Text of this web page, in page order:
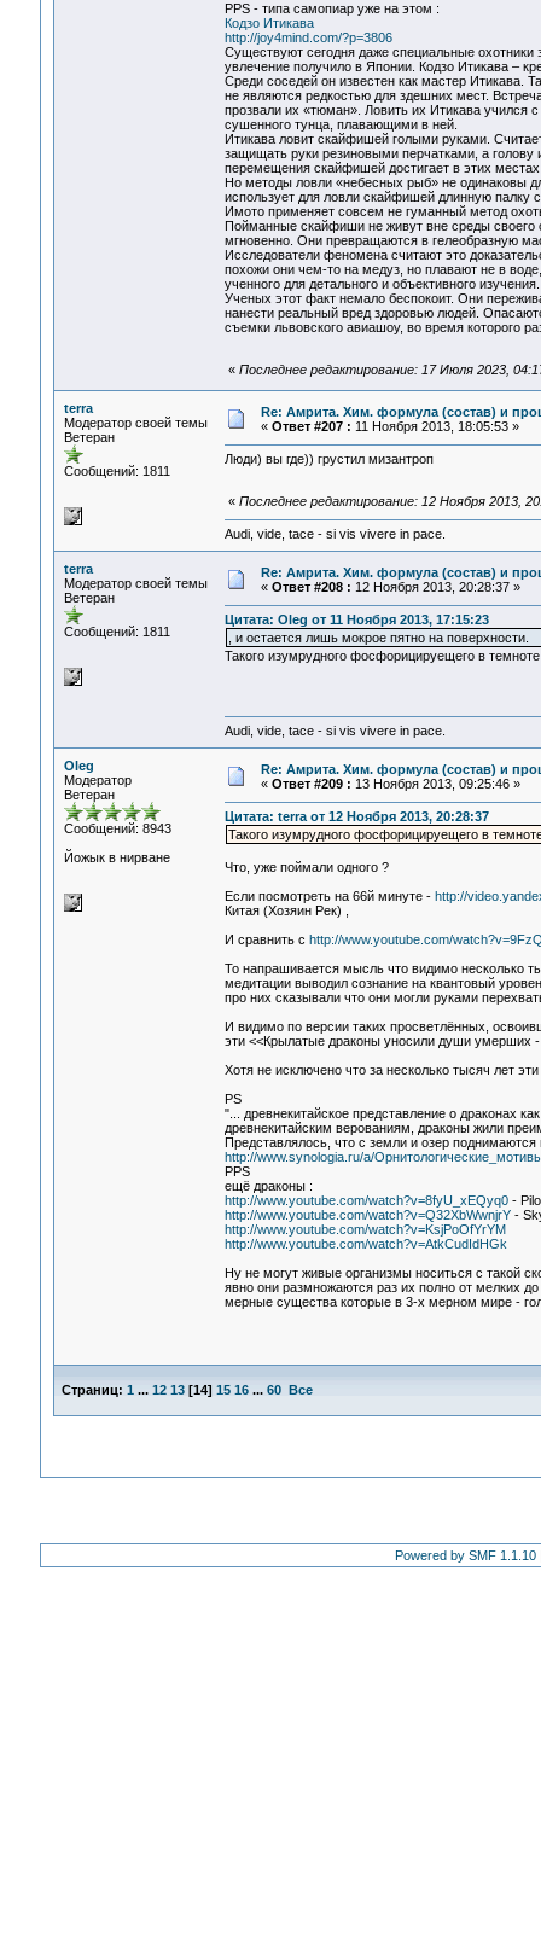
PPS - типа самопиар уже на этом :
Кодзо Итикава
http://joy4mind.com/?p=3806
Существуют сегодня даже специальные
увлечение получило в Японии. Кодзо Итикава –
Среди соседей он известен как мастер Итикава.
не являются редкостью для здешних мест.
прозвали их «тюман». Ловить их Итикава учился
сушенного тунца, плавающими в ней.
Итикава ловит скайфишей голыми руками.
защищать руки резиновыми перчатками, а голову
перемещения скайфишей достигает в этих
Но методы ловли «небесных рыб» не одинаковы
использует для ловли скайфишей длинную палку
Имото применяет совсем не гуманный метод
Пойманные скайфиши не живут вне среды своего
мгновенно. Они превращаются в гелеобразную
Исследователи феномена считают это
похожи они чем-то на медуз, но плавают не в
ученного для детального и объективного изучения.
Ученых этот факт немало беспокоит. Они
нанести реальный вред здоровью людей.
съемки львовского авиашоу, во время которого
« Последнее редактирование: 17 Июля 2023,
terra
Модератор своей темы
Ветеран
Сообщений: 1811
Re: Амрита. Хим. формула (состав) и
« Ответ #207 : 11 Ноября 2013, 18:05:53 »
Люди) вы где)) грустил мизантроп
« Последнее редактирование: 12 Ноября 2013,
Audi, vide, tace - si vis vivere in pace.
terra
Модератор своей темы
Ветеран
Сообщений: 1811
Re: Амрита. Хим. формула (состав) и
« Ответ #208 : 12 Ноября 2013, 20:28:37 »
Цитата: Oleg от 11 Ноября 2013, 17:15:23
, и остается лишь мокрое пятно на поверхности.
Такого изумрудного фосфорицируещего в
Audi, vide, tace - si vis vivere in pace.
Oleg
Модератор
Ветеран
Сообщений: 8943
Йожык в нирване
Re: Амрита. Хим. формула (состав) и
« Ответ #209 : 13 Ноября 2013, 09:25:46 »
Цитата: terra от 12 Ноября 2013, 20:28:37
Такого изумрудного фосфорицируещего в
Что, уже поймали одного ?
Если посмотреть на 66й минуте - http://
Китая (Хозяин Рек) ,
И сравнить с http://www.youtube.com/
То напрашивается мысль что видимо несколько
медитации выводил сознание на квантовый
про них сказывали что они могли руками
И видимо по версии таких просветлённых,
эти <<Крылатые драконы уносили души умерших
Хотя не исключено что за несколько тысяч лет
PS
"... древнекитайское представление о драконах
древнекитайским верованиям, драконы жили
Представлялось, что с земли и озер
http://www.synologia.ru/a/
PPS
ещё драконы :
http://www.youtube.com/watch?v=8fyU_xEQyq0-
http://www.youtube.com/watch?v=Q32XbWwnjrY-
http://www.youtube.com/watch?v=KsjPoOfYrYM
http://www.youtube.com/watch?v=AtkCudIdHGk
Ну не могут живые организмы носиться с такой
явно они размножаются раз их полно от мелких
мерные существа которые в 3-х мерном мире -
Страниц: 1 ... 12 13[14] 15 16 ... 60 Все
Powered by SMF 1.1.10